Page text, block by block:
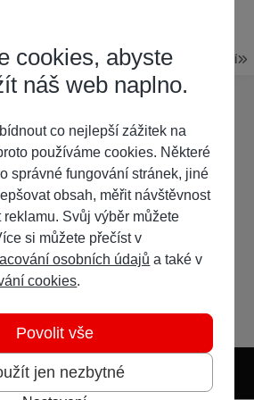
DALŠÍ
STRÁNKA 1 Z 40
cookies, abyste
náš web naplno.
co nejlepší zážitek na
používáme cookies. Některé
správné fungování stránek, jiné
obsah, měřit návštěvnost
Svůj výběr můžete
si můžete přečíst v
osobních údajů a také v
cookies.
jen nezbytné
Povolit vše